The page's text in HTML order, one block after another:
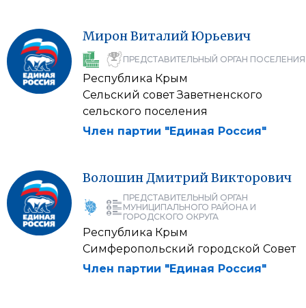
МиронВиталийЮрьевич
ПРЕДСТАВИТЕЛЬНЫЙ ОРГАН ПОСЕЛЕНИЯ
Республика Крым
Сельский совет Заветненского
сельского поселения
Член партии "Единая Россия"
ВолошинДмитрийВикторович
ПРЕДСТАВИТЕЛЬНЫЙ ОРГАН
МУНИЦИПАЛЬНОГО РАЙОНА И
ГОРОДСКОГО ОКРУГА
Республика Крым
Симферопольский городской Совет
Член партии "Единая Россия"